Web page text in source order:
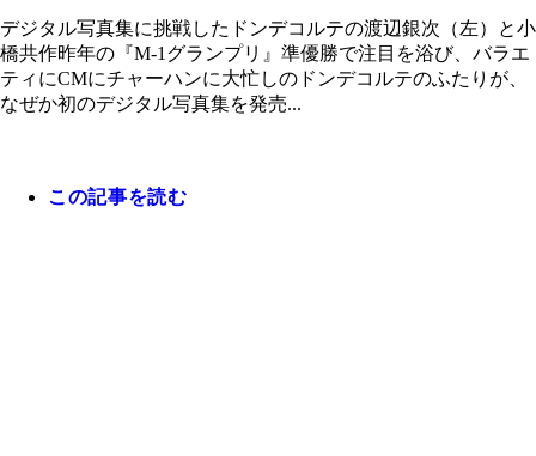
渡辺銀次
小橋共作
デジタル写真集に挑戦したドンデコルテの渡辺銀次（左）と小
橋共作昨年の『M-1グランプリ』準優勝で注目を浴び、バラエ
ティにCMにチャーハンに大忙しのドンデコルテのふたりが、
なぜか初のデジタル写真集を発売...
この記事を読む